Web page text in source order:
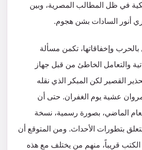
في ظل المطالب المصرية، وبين
أنور السادات بشن هجوم.
وإخفاقاتها، تكمن مسألة
والتعامل الخاطئ من قبل جهاز
القصير لكن المبكر الذي نقله
عشية يوم الغفران. حتى أن
الماضي، بصورة رسمية، نسخة
بتطورات الأحداث. ومن المتوقع أن
قريباً، منهم من يختلف مع هذه